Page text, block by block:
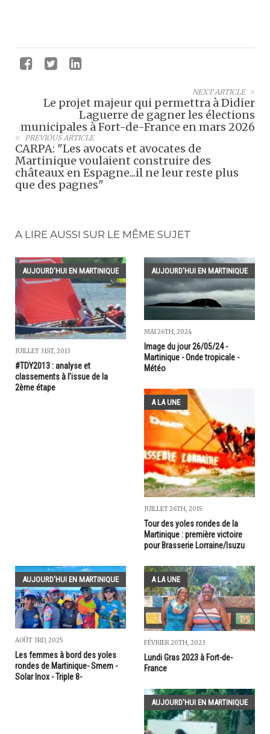
NEXT ARTICLE
Le projet majeur qui permettra à Didier
Laguerre de gagner les élections
municipales à Fort-de-France en mars 2026
PREVIOUS ARTICLE
CARPA: "Les avocats et avocates de
Martinique voulaient construire des
châteaux en Espagne...il ne leur reste plus
que des pagnes"
A LIRE AUSSI SUR LE MÊME SUJET
AUJOURD'HUI EN MARTINIQUE
JUILLET 31ST, 2013
#TDY2013 : analyse et
classements à l’issue de la
2ème étape
AUJOURD'HUI EN MARTINIQUE
MAI 26TH, 2024
Image du jour 26/05/24 -
Martinique - Onde tropicale -
Météo
A LA UNE
JUILLET 26TH, 2015
Tour des yoles rondes de la
Martinique : première victoire
pour Brasserie Lorraine/Isuzu
AUJOURD'HUI EN MARTINIQUE
AOÛT 3RD, 2025
Les femmes à bord des yoles
rondes de Martinique- Smem -
Solar Inox - Triple 8-
A LA UNE
FÉVRIER 20TH, 2023
Lundi Gras 2023 à Fort-de-
France
AUJOURD'HUI EN MARTINIQUE